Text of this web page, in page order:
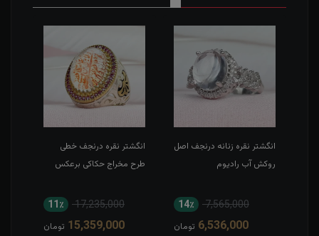
انگشتر نقره زنانه درنجف اصل
روکش آب رادیوم
7,565,000 14٪
6,536,000 تومان
انگشتر نقره درنجف خطی
طرح مخراج حکاکی برعکس
17,235,000 11٪
15,359,000 تومان